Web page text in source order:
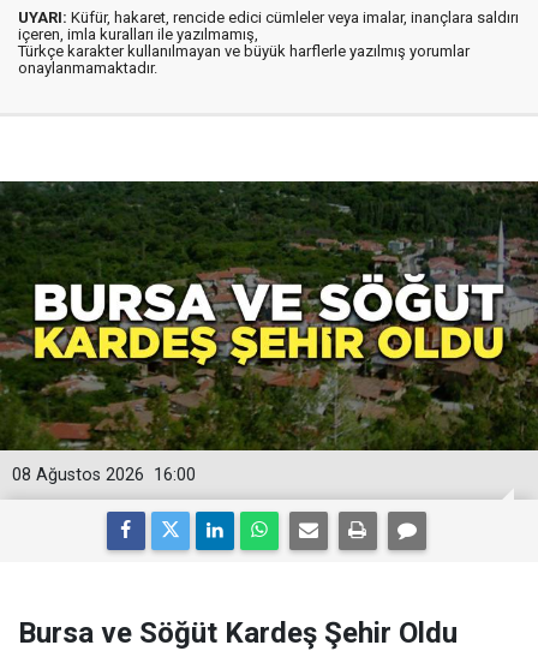
UYARI: Küfür, hakaret, rencide edici cümleler veya imalar, inançlara saldırı
içeren, imla kuralları ile yazılmamış,
Türkçe karakter kullanılmayan ve büyük harflerle yazılmış yorumlar
onaylanmamaktadır.
16:00
08 Ağustos 2026
Bursa ve Söğüt Kardeş Şehir Oldu